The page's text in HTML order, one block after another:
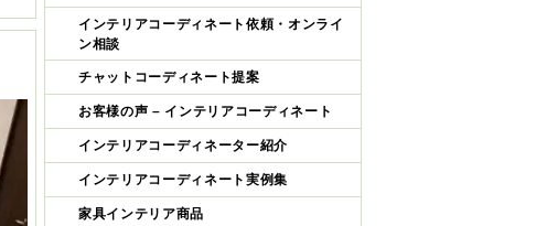
インテリアコーディネート依頼・オンライ
ン相談
チャットコーディネート提案
お客様の声 – インテリアコーディネート
インテリアコーディネーター紹介
インテリアコーディネート実例集
家具インテリア商品